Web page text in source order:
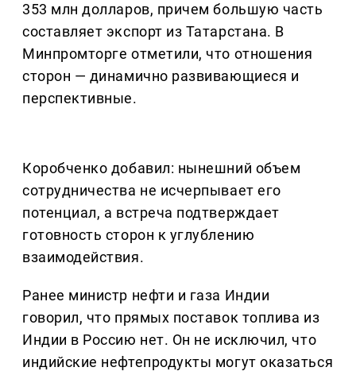
353 млн долларов, причем большую часть
составляет экспорт из Татарстана. В
Минпромторге отметили, что отношения
сторон — динамично развивающиеся и
перспективные.
Коробченко добавил: нынешний объем
сотрудничества не исчерпывает его
потенциал, а встреча подтверждает
готовность сторон к углублению
взаимодействия.
Ранее министр нефти и газа Индии
говорил, что прямых поставок топлива из
Индии в Россию нет. Он не исключил, что
индийские нефтепродукты могут оказаться